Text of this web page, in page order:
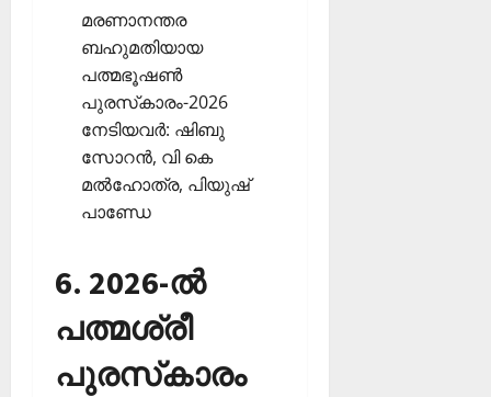
മരണാനന്തര
ബഹുമതിയായ
പത്മഭൂഷണ്‍
പുരസ്‌കാരം-2026
നേടിയവര്‍: ഷിബു
സോറന്‍, വി കെ
മല്‍ഹോത്ര, പിയുഷ്
പാണ്ഡേ
6. 2026-ല്‍
പത്മശ്രീ
പുരസ്‌കാരം